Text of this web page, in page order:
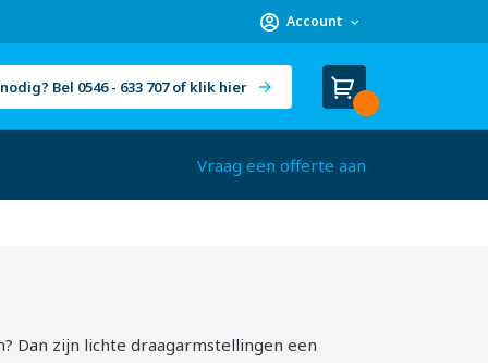
Account
Bel 0546 - 633 707 of klik hier
Winkelwagen
Cart
Vraag een offerte aan
Dan zijn lichte draagarmstellingen een